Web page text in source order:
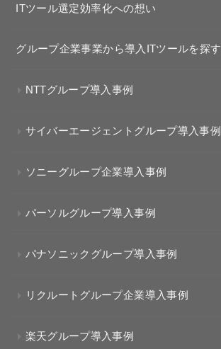
ITツール選定効率化への想い
グループ企業事業から導入ITツールを探す
NTTグループ導入事例
サイバーエージェントグループ導入事例
ソニーグループ企業導入事例
パーソルグループ導入事例
パナソニックグループ導入事例
リクルートグループ企業導入事例
楽天グループ導入事例